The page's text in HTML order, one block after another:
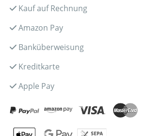
Kauf auf Rechnung
Amazon Pay
Banküberweisung
Kreditkarte
Apple Pay